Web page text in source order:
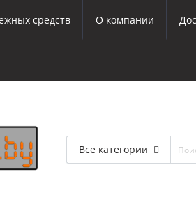
средств О компании
Все категории